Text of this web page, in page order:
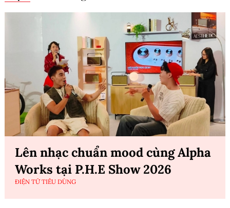
Lên nhạc chuẩn mood cùng Alpha
Works tại P.H.E Show 2026
ĐIỆN TỬ TIÊU DÙNG